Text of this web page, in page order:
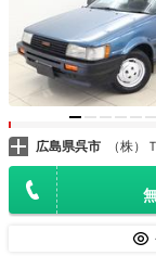
広島県呉市 （株）